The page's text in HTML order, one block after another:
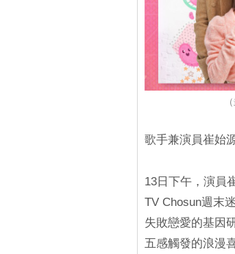
歌手兼演員崔始
13日下午，演員
TV Chosun週末
失敗戀愛的基因
五感觸發的浪漫喜